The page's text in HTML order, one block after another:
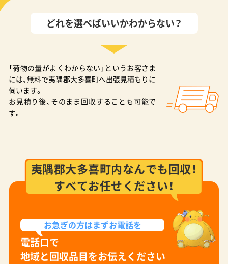
どれを選べばいいかわからない？
「荷物の量がよくわからない」というお客さま
には、無料で夷隅郡大多喜町へ出張見積もりに
伺います。
お見積り後、そのまま回収することも可能で
す。
夷隅郡大多喜町内なんでも回収！
すべてお任せください！
お急ぎの方はまずお電話を
電話口で
地域と回収品目をお伝えください